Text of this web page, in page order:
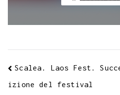
Scalea. Laos Fest.
izione del festival